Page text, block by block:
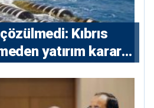
Kıbrıs
yatırım kararı